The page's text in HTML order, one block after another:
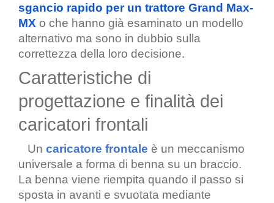
sgancio rapido per un trattore Grand Max-
MX o che hanno già esaminato un modello
alternativo ma sono in dubbio sulla
correttezza della loro decisione.
Caratteristiche di
progettazione e finalità dei
caricatori frontali
Un caricatore frontale è un meccanismo
universale a forma di benna su un braccio.
La benna viene riempita quando il passo si
sposta in avanti e svuotata mediante